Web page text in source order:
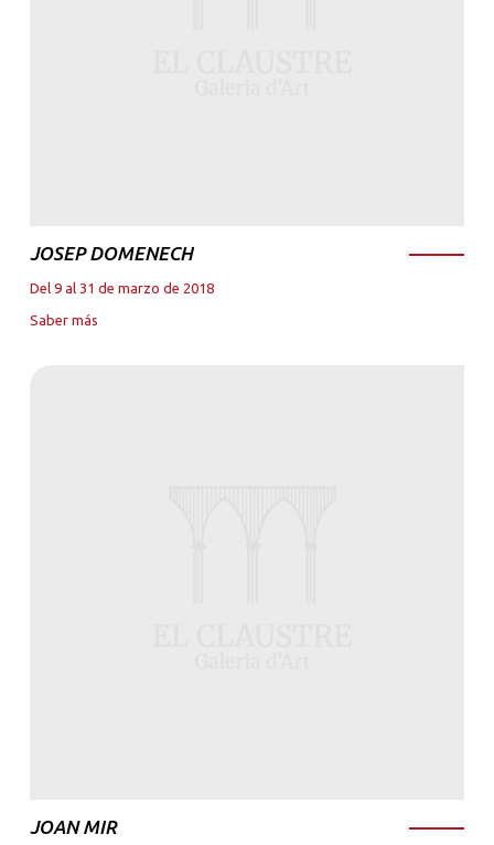
JOSEP DOMENECH
Del 9 al 31 de marzo de 2018
Saber más
JOAN MIR